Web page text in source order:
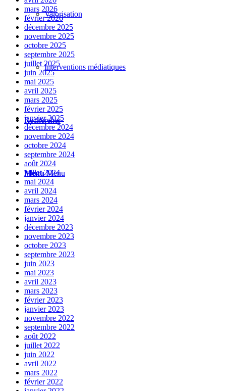
Valorisation
Interventions médiatiques
Rechercher
Menu Menu
mars 2026
février 2026
décembre 2025
novembre 2025
octobre 2025
septembre 2025
juillet 2025
juin 2025
mai 2025
avril 2025
mars 2025
février 2025
janvier 2025
décembre 2024
novembre 2024
octobre 2024
septembre 2024
août 2024
juillet 2024
mai 2024
avril 2024
mars 2024
février 2024
janvier 2024
décembre 2023
novembre 2023
octobre 2023
septembre 2023
juin 2023
mai 2023
avril 2023
mars 2023
février 2023
janvier 2023
novembre 2022
septembre 2022
août 2022
juillet 2022
juin 2022
avril 2022
mars 2022
février 2022